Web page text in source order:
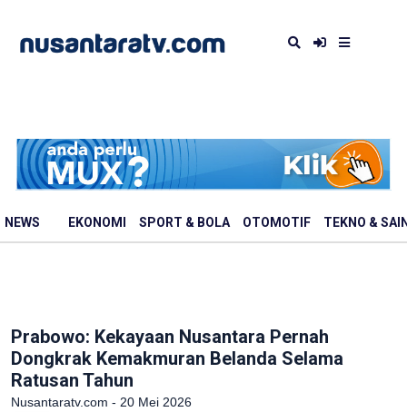
NEWS EKONOMI SPORT & BOLA OTOMOTIF TEKNO &
Prabowo: Kekayaan Nusantara Pernah
Dongkrak Kemakmuran Belanda Selama
Ratusan Tahun
Nusantaratv.com - 20 Mei 2026